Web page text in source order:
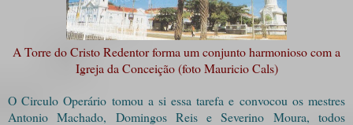
A Torre do Cristo Redentor forma um conjunto harmonioso com a
Igreja da Conceição (foto Mauricio Cals)
O Circulo Operário tomou a si essa tarefa e convocou os mestres
Antonio Machado, Domingos Reis e Severino Moura, todos